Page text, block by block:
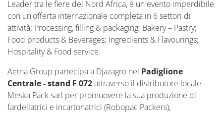
Leader tra le fiere del Nord Africa, è un evento imperdibile
con un'offerta internazionale completa in 6 settori di
attività: Processing, filling & packaging; Bakery – Pastry;
Food products & Beverages; Ingredients & Flavourings;
Hospitality & Food service.
Aetna Group partecipa a Djazagro nel Padiglione
Centrale - stand F 072attraverso il distributore locale
Meska Pack sarl per promuovere la sua produzione di
fardellatrici e incartonatrici (Robopac Packers),